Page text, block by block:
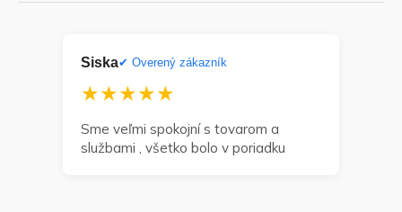
Siska✔ Overený zákazník
★★★★★
Sme veľmi spokojní s tovarom a
službami , všetko bolo v poriadku